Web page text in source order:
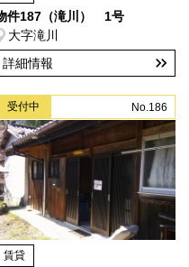
件187（滝川） 1号
大字滝川
詳細情報
受付中 No.186
賃貸